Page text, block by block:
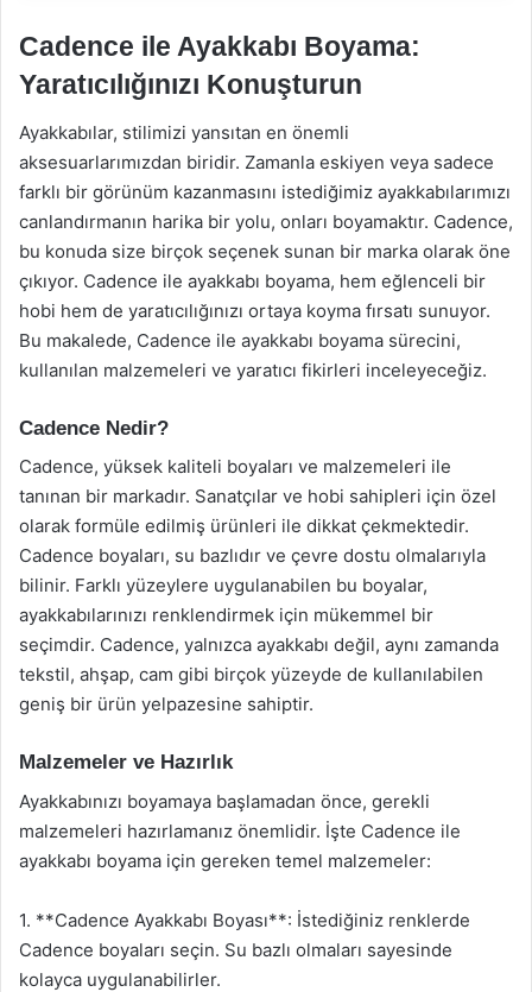
Cadence ile Ayakkabı Boyama:
Yaratıcılığınızı Konuşturun
Ayakkabılar, stilimizi yansıtan en önemli
aksesuarlarımızdan biridir. Zamanla eskiyen veya sadece
farklı bir görünüm kazanmasını istediğimiz ayakkabılarımızı
canlandırmanın harika bir yolu, onları boyamaktır. Cadence,
bu konuda size birçok seçenek sunan bir marka olarak öne
çıkıyor. Cadence ile ayakkabı boyama, hem eğlenceli bir
hobi hem de yaratıcılığınızı ortaya koyma fırsatı sunuyor.
Bu makalede, Cadence ile ayakkabı boyama sürecini,
kullanılan malzemeleri ve yaratıcı fikirleri inceleyeceğiz.
Cadence Nedir?
Cadence, yüksek kaliteli boyaları ve malzemeleri ile
tanınan bir markadır. Sanatçılar ve hobi sahipleri için özel
olarak formüle edilmiş ürünleri ile dikkat çekmektedir.
Cadence boyaları, su bazlıdır ve çevre dostu olmalarıyla
bilinir. Farklı yüzeylere uygulanabilen bu boyalar,
ayakkabılarınızı renklendirmek için mükemmel bir
seçimdir. Cadence, yalnızca ayakkabı değil, aynı zamanda
tekstil, ahşap, cam gibi birçok yüzeyde de kullanılabilen
geniş bir ürün yelpazesine sahiptir.
Malzemeler ve Hazırlık
Ayakkabınızı boyamaya başlamadan önce, gerekli
malzemeleri hazırlamanız önemlidir. İşte Cadence ile
ayakkabı boyama için gereken temel malzemeler:
1. **Cadence Ayakkabı Boyası**: İstediğiniz renklerde
Cadence boyaları seçin. Su bazlı olmaları sayesinde
kolayca uygulanabilirler.